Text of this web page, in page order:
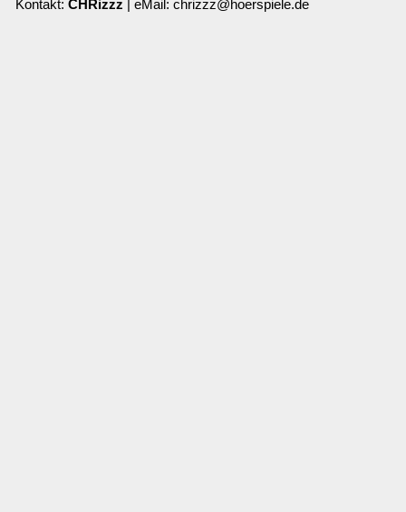
Kontakt: CHRizzz | eMail: chrizzz@hoerspiele.de